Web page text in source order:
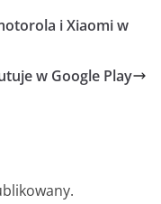
l e i Xiaomi w
w Google Play